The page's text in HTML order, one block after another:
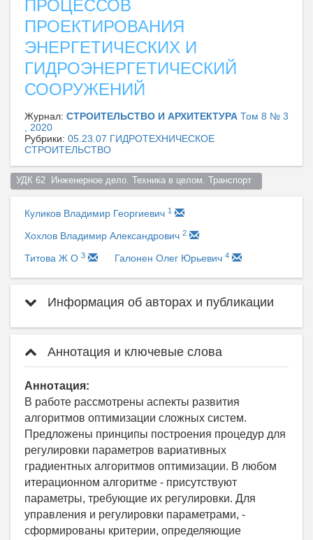
ПРОЦЕССОВ
ПРОЕКТИРОВАНИЯ
ЭНЕРГЕТИЧЕСКИХ И
ГИДРОЭНЕРГЕТИЧЕСКИЙ
СООРУЖЕНИЙ
Журнал: СТРОИТЕЛЬСТВО И АРХИТЕКТУРА Том 8 № 3
, 2020
Рубрики: 05.23.07 ГИДРОТЕХНИЧЕСКОЕ
СТРОИТЕЛЬСТВО
УДК 62  Инженерное дело. Техника в целом. Транспорт
Куликов Владимир Георгиевич 1
Хохлов Владимир Александрович 2
Титова Ж О 3 Галонен Олег Юрьевич 4
Информация об авторах и публикации
Аннотация и ключевые слова
Аннотация:
В работе рассмотрены аспекты развития
алгоритмов оптимизации сложных систем.
Предложены принципы построения процедур для
регулировки параметров вариативных
градиентных алгоритмов оптимизации. В любом
итерационном алгоритме - присутствуют
параметры, требующие их регулировки. Для
управления и регулировки параметрами, -
сформированы критерии, определяющие